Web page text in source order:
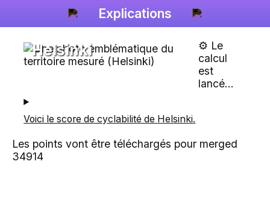
Explications
Helsinki
⚙️ Le
calcul
est
lancé...
Voici le score de cyclabilité de Helsinki.
Les points vont être téléchargés pour merged
34914